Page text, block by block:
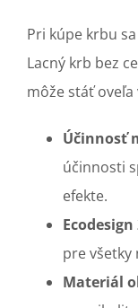
Pri kúpe krbu
Lacný krb bez
môže stáť oveľa
Účinnosť
účinnosti
efekte.
pre všetky
Materiál